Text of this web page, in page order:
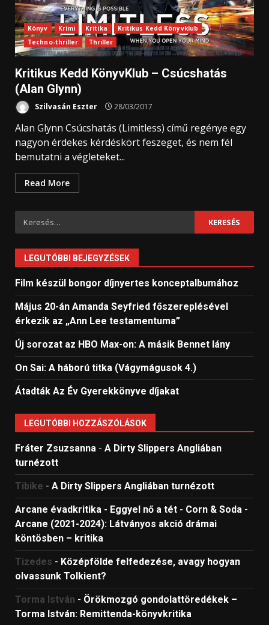
Könyv Krimi Kritika
Kritikus Kedd Könyvklub
Techno-thriller
Thriller
Kritikus Kedd KönyvKlub – Csúcshatás
(Alan Glynn)
Szilvasán Eszter 28/03/2017
Alan Glynn Csúcshatás (Limitless) című regénye egy
nagyon érdekes kérdéskört feszeget, és nem fél
bemutatni a végleteket...
Read More
Keresés:
LEGUTÓBBI BEJEGYZÉSEK
Film készül bongor díjnyertes konceptalbumához
Május 20-án Amanda Seyfried főszereplésével
érkezik az „Ann Lee testamentuma”
Új sorozat az HBO Max-on: A másik Bennet lány
On Sai: A ​háború titka (Vágymágusok 4.)
Átadták Az Év Gyerekkönyve díjakat
LEGUTÓBBI HOZZÁSZÓLÁSOK
Fráter Zsuzsanna - A Dirty Slippers Angliában
turnézott
Tibike - A Dirty Slippers Angliában turnézott
Arcane évadkritika - Eggyel nő a tét - Corn & Soda -
Arcane (2021-2024): Látványos akció drámai
köntösben – kritika
Tizedes - Középfölde felfedezése, avagy hogyan
olvassunk Tolkient?
Torma István - Örökmozgó gondolattöredékek –
Torma István: Remittenda-könyvkritika